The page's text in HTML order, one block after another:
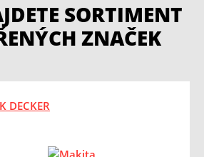
SORTIMENT
ZNAČEK